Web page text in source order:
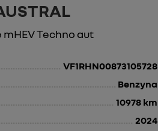
mHEV Techno aut
VF1RHN00873105728
Benzyna
10978 km
2024